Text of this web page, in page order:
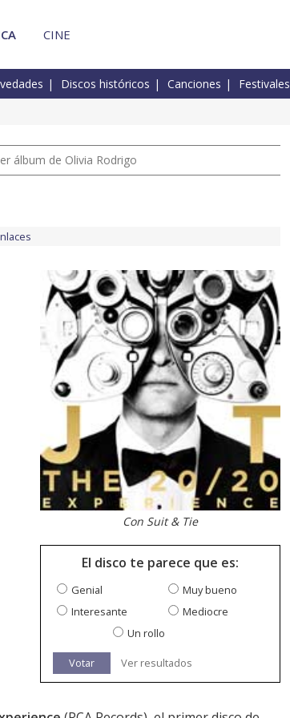
CINE
Discos históricos Canciones Festivales
álbum de Olivia Rodrigo
Con Suit & Tie
El disco te parece que es:
Genial
Muy bueno
Interesante
Mediocre
Un rollo
Votar Ver resultados